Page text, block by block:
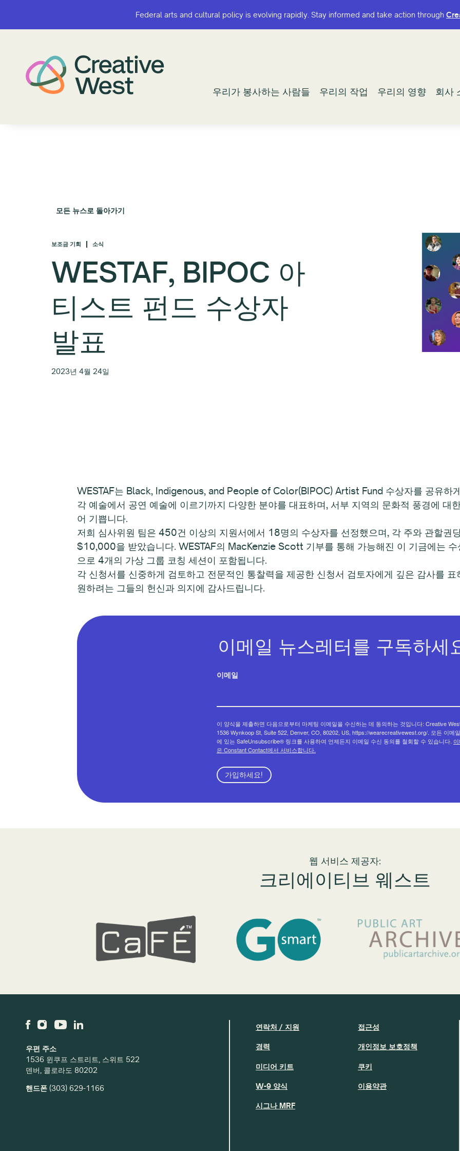
Federal arts and cultural policy is evolving rapidly. Stay informed and take action through
우리가 봉사하는 사람들 우리의 작업 우리의 영향 회사
Federal arts and cultural policy is evolving rapidly. Stay informed and take action through
우리가 봉사하는 사람들 우리의 작업 우리의 영향 회사
모든 뉴스로 돌아가기
보조금 기회 소식
WESTAF, BIPOC 아
티스트 펀드 수상자
발표
2023년 4월 24일
WESTAF는 Black, Indigenous, and People of Color(BIPOC) Artist Fund 수상자를 공유하
각 예술에서 공연 예술에 이르기까지 다양한 분야를 대표하며, 서부 지역의 문화적 풍경에 대
어 기쁩니다.
저희 심사위원 팀은 450건 이상의 지원서에서 18명의 수상자를 선정했으며, 각 주와 관할권
$10,000을 받았습니다. WESTAF의 MacKenzie Scott 기부를 통해 가능해진 이 기금에는
으로 4개의 가상 그룹 코칭 세션이 포함됩니다.
각 신청서를 신중하게 검토하고 전문적인 통찰력을 제공한 신청서 검토자에게 깊은 감사를
원하려는 그들의 헌신과 의지에 감사드립니다.
이메일 뉴스레터를 구독하세
이메일
이 양식을 제출하면 다음으로부터 마케팅 이메일을 수신하는 데 동의하는 것입니다: Creative
1536 Wynkoop St, Suite 522, Denver, CO, 80202, US, https://wearecreativewest.org/. 모든 이메
에 있는 SafeUnsubscribe® 링크를 사용하여 언제든지 이메일 수신 동의를 철회할 수 있습니다.
은 Constant Contact에서 서비스합니다.
가입하세요!
웹 서비스 제공자:
크리에이티브 웨스트
우편 주소
1536 윈쿠프 스트리트, 스위트 522
덴버, 콜로라도 80202
핸드폰 (303) 629-1166
연락처 / 지원
경력
미디어 키트
W-9 양식
시그나 MRF
접근성
개인정보 보호정책
쿠키
이용약관